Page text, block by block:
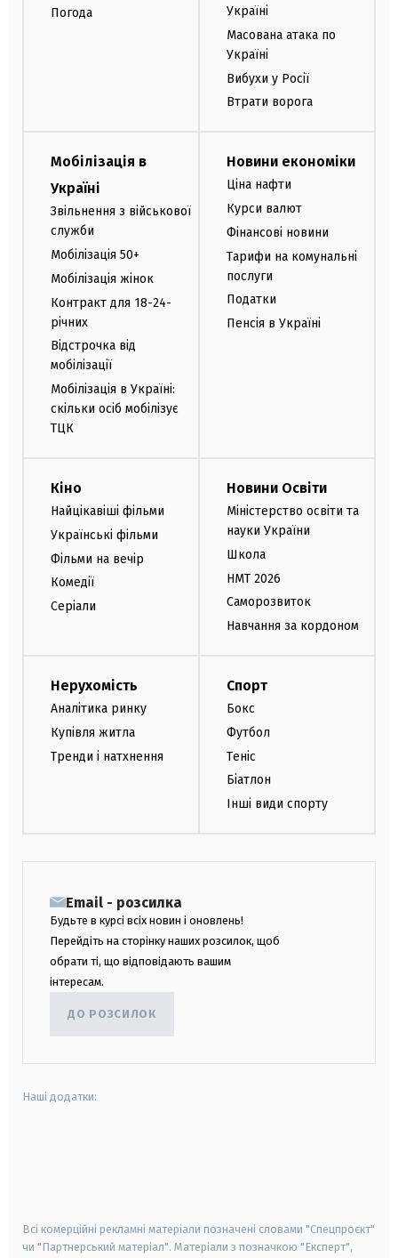
Погода
Україні
Масована атака по
Україні
Вибухи у Росії
Втрати ворога
Мобілізація в
Україні
Звільнення з військової
служби
Мобілізація 50+
Мобілізація жінок
Контракт для 18-24-
річних
Відстрочка від
мобілізації
Мобілізація в Україні:
скільки осіб мобілізує
ТЦК
Новини економіки
Ціна нафти
Курси валют
Фінансові новини
Тарифи на комунальні
послуги
Податки
Пенсія в Україні
Кіно
Найцікавіші фільми
Українські фільми
Фільми на вечір
Комедії
Серіали
Новини Освіти
Міністерство освіти та
науки України
Школа
НМТ 2026
Саморозвиток
Навчання за кордоном
Нерухомість
Аналітика ринку
Купівля житла
Тренди і натхнення
Спорт
Бокс
Футбол
Теніс
Біатлон
Інші види спорту
Email - розсилка
Будьте в курсі всіх новин і оновлень!
Перейдіть на сторінку наших розсилок, щоб
обрати ті, що відповідають вашим
інтересам.
ДО РОЗСИЛОК
Наші додатки:
Всі комерційні рекламні матеріали позначені словами "Спецпроєкт"
чи "Партнерський матеріал". Матеріали з позначкою "Експерт",